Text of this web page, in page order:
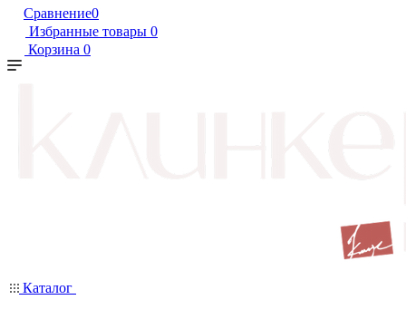
Сравнение0
Избранные товары 0
Корзина 0
Каталог